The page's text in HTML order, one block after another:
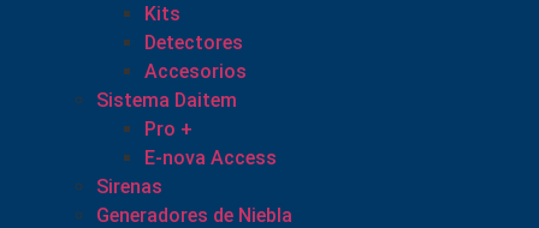
Kits
Detectores
Accesorios
Sistema Daitem
Pro +
E-nova Access
Sirenas
Generadores de Niebla